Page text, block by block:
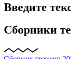
Введите
Сборники